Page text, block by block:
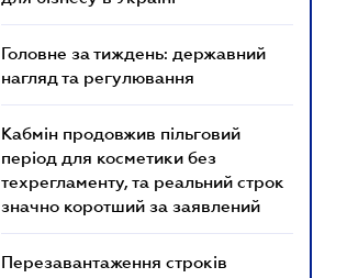
Головне за тиждень: державний
нагляд та регулювання
Кабмін продовжив пільговий
період для косметики без
техрегламенту, та реальний строк
значно коротший за заявлений
Перезавантаження строків